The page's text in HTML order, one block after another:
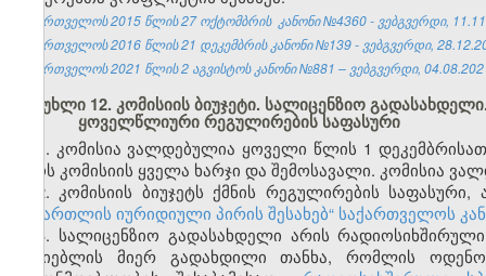
საქართველოს 2015 წლის 27 ოქტომბრის კანონი №4360 - ვებგვერდი,
საქართველოს 2016 წლის 21 დეკემბრის კანონი №139 - ვებგვერდი,
საქართველოს 2021 წლის 2 აგვისტოს კანონი №881 – ვებგვერდი,
მუხლი 12. კომისიის ბიუჯეტი. სალიცენზიო
ყოველწლიური რეგულირების საფასური
1. კომისია ვალდებულია ყოველი წლის 1
იყოს კომისიის ყველა ხარჯი და შემოსავალი. კომისია
2. კომისიის ბიუჯეტს ქმნის რეგულირების
სამართლის იურიდიული პირის შესახებ“ საქართველოს
3. სალიცენზიო გადასახდელი არის
მაძიებლის მიერ გადახდილი თანხა, რომლის